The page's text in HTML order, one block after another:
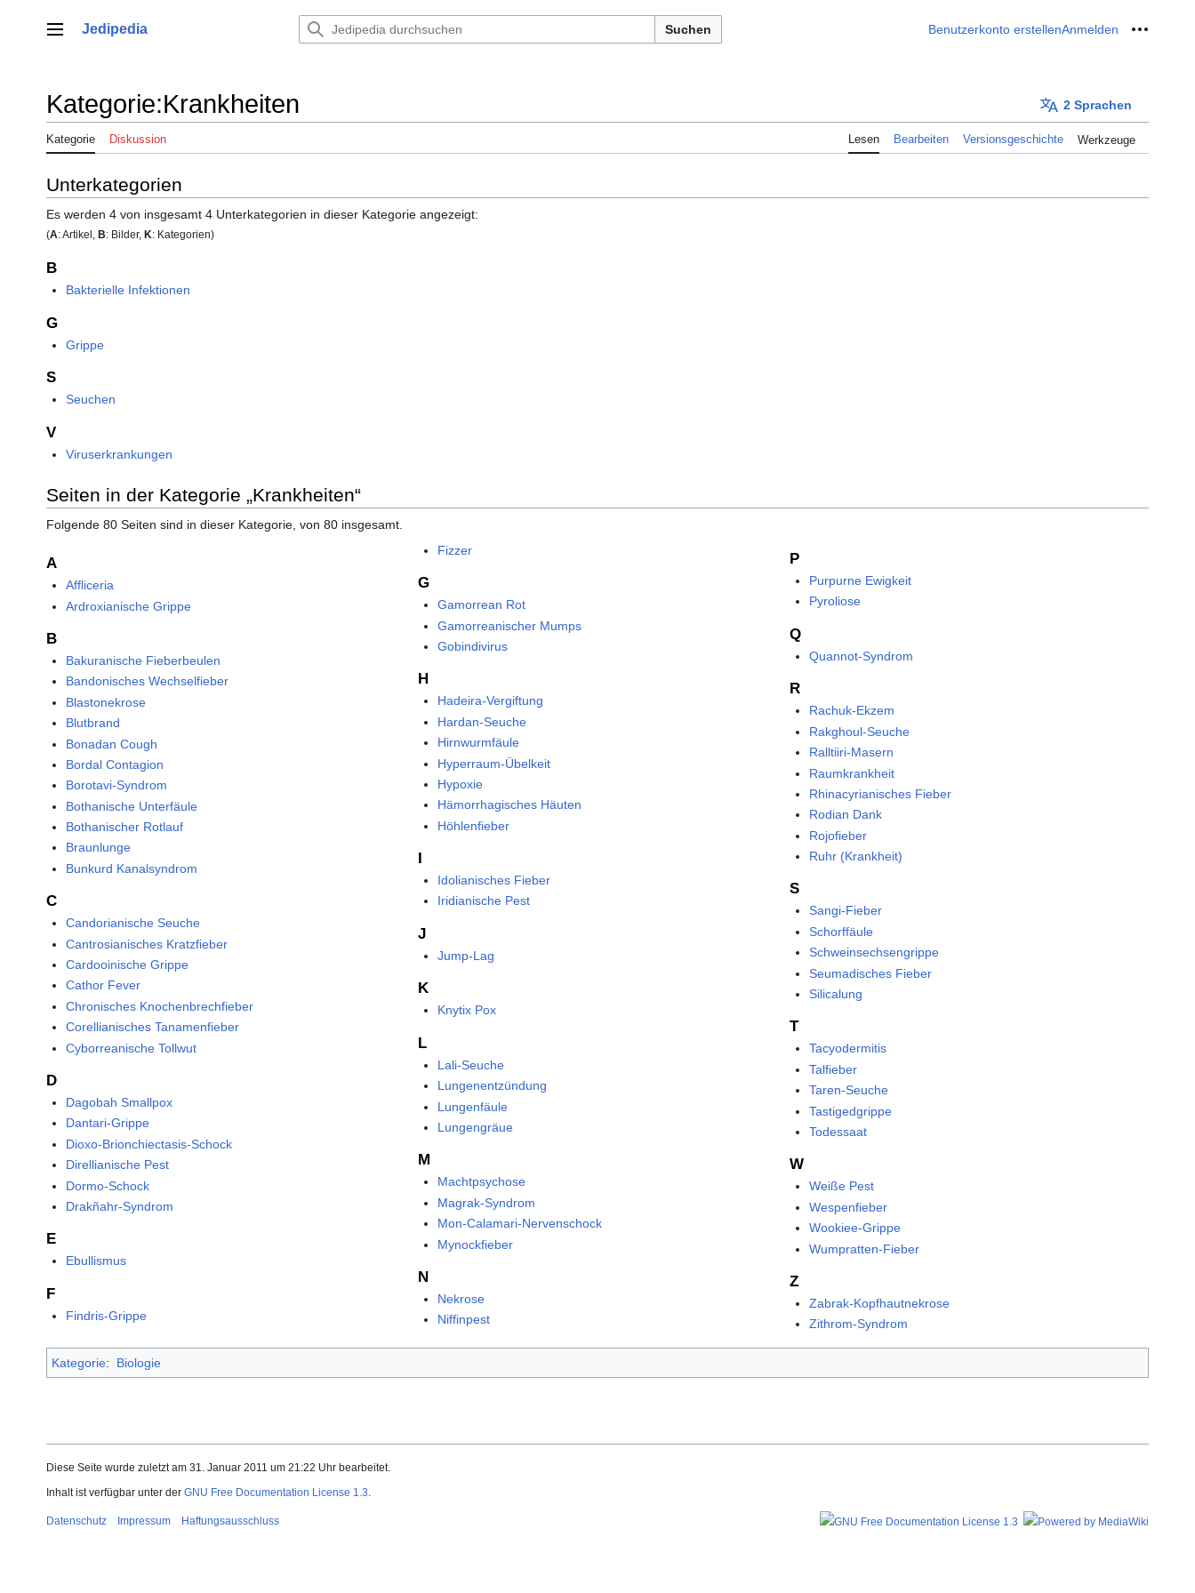
springenHauptmenü
Jedipedia Suchen Benutzerkonto erstellenAnmelden Meine
Kategorie:Krankheiten 2 Sprachen
Kategorie Diskussion Lesen Bearbeiten Versionsgeschichte Werkzeuge
Unterkategorien
Es werden 4 von insgesamt 4 Unterkategorien in dieser Kategorie angezeigt:
(A: Artikel, B: Bilder, K: Kategorien)
B
Bakterielle Infektionen
G
Grippe
S
Seuchen
V
Viruserkrankungen
Seiten in der Kategorie „Krankheiten“
Folgende 80 Seiten sind in dieser Kategorie, von 80 insgesamt.
A
Affliceria
Ardroxianische Grippe
B
Bakuranische Fieberbeulen
Bandonisches Wechselfieber
Blastonekrose
Blutbrand
Bonadan Cough
Bordal Contagion
Borotavi-Syndrom
Bothanische Unterfäule
Bothanischer Rotlauf
Braunlunge
Bunkurd Kanalsyndrom
C
Candorianische Seuche
Cantrosianisches Kratzfieber
Cardooinische Grippe
Cathor Fever
Chronisches Knochenbrechfieber
Corellianisches Tanamenfieber
Cyborreanische Tollwut
D
Dagobah Smallpox
Dantari-Grippe
Dioxo-Brionchiectasis-Schock
Direllianische Pest
Dormo-Schock
Drakñahr-Syndrom
E
Ebullismus
F
Findris-Grippe
Fizzer
G
Gamorrean Rot
Gamorreanischer Mumps
Gobindivirus
H
Hadeira-Vergiftung
Hardan-Seuche
Hirnwurmfäule
Hyperraum-Übelkeit
Hypoxie
Hämorrhagisches Häuten
Höhlenfieber
I
Idolianisches Fieber
Iridianische Pest
J
Jump-Lag
K
Knytix Pox
L
Lali-Seuche
Lungenentzündung
Lungenfäule
Lungengräue
M
Machtpsychose
Magrak-Syndrom
Mon-Calamari-Nervenschock
Mynockfieber
N
Nekrose
Niffinpest
P
Purpurne Ewigkeit
Pyroliose
Q
Quannot-Syndrom
R
Rachuk-Ekzem
Rakghoul-Seuche
Ralltiiri-Masern
Raumkrankheit
Rhinacyrianisches Fieber
Rodian Dank
Rojofieber
Ruhr (Krankheit)
S
Sangi-Fieber
Schorffäule
Schweinsechsengrippe
Seumadisches Fieber
Silicalung
T
Tacyodermitis
Talfieber
Taren-Seuche
Tastigedgrippe
Todessaat
W
Weiße Pest
Wespenfieber
Wookiee-Grippe
Wumpratten-Fieber
Z
Zabrak-Kopfhautnekrose
Zithrom-Syndrom
Kategorie: Biologie
Diese Seite wurde zuletzt am 31. Januar 2011 um 21:22 Uhr bearbeitet.
Inhalt ist verfügbar unter der GNU Free Documentation License 1.3.
Datenschutz Impressum Haftungsausschluss